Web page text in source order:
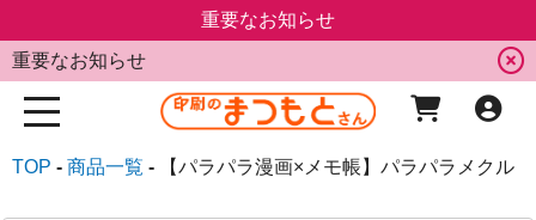
重要なお知らせ
重要なお知らせ
TOP 商品一覧 【パラパラ漫画×メモ帳】パラパラメクル